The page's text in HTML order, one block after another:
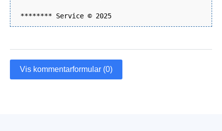
******** Service © 2025
Vis kommentarformular (0)